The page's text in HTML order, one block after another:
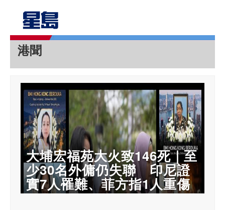
港聞
大埔宏福苑大火致146死｜至
少30名外傭仍失聯 印尼證
實7人罹難、菲方指1人重傷